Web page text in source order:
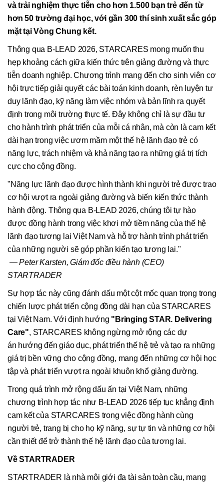
và trải nghiệm thực tiễn cho hơn 1.500 bạn trẻ đến từ
hơn 50 trường đại học, với gần 300 thí sinh xuất sắc góp
mặt tại Vòng Chung kết.
Thông qua B-LEAD 2026, STARCARES mong muốn thu
hẹp khoảng cách giữa kiến thức trên giảng đường và thực
tiễn doanh nghiệp. Chương trình mang đến cho sinh viên cơ
hội trực tiếp giải quyết các bài toán kinh doanh, rèn luyện tư
duy lãnh đạo, kỹ năng làm việc nhóm và bản lĩnh ra quyết
định trong môi trường thực tế. Đây không chỉ là sự đầu tư
cho hành trình phát triển của mỗi cá nhân, mà còn là cam kết
dài hạn trong việc ươm mầm một thế hệ lãnh đạo trẻ có
năng lực, trách nhiệm và khả năng tạo ra những giá trị tích
cực cho cộng đồng.
"Năng lực lãnh đạo được hình thành khi người trẻ được trao
cơ hội vượt ra ngoài giảng đường và biến kiến thức thành
hành động. Thông qua B-LEAD 2026, chúng tôi tự hào
được đồng hành trong việc khơi mở tiềm năng của thế hệ
lãnh đạo tương lai Việt Nam và hỗ trợ hành trình phát triển
của những người sẽ góp phần kiến tạo tương lai."
— Peter Karsten, Giámđốc điều hành (CEO)
STARTRADER
Sự hợp tác này cũng đánh dấu một cột mốc quan trọng trong
chiến lược phát triển cộng đồng dài hạn của STARCARES
tại Việt Nam. Với định hướng "Bringing STAR. Delivering
Care", STARCARES không ngừng mở rộng các dự
án hướng đến giáo dục, phát triển thế hệ trẻ và tạo ra những
giá trị bền vững cho cộng đồng, mang đến những cơ hội học
tập và phát triển vượt ra ngoài khuôn khổ giảng đường.
Trong quá trình mở rộng dấu ấn tại Việt Nam, những
chương trình hợp tác như B-LEAD 2026 tiếp tục khẳng định
cam kết của STARCARES trong việc đồng hành cùng
người trẻ, trang bị cho họ kỹ năng, sự tự tin và những cơ hội
cần thiết để trở thành thế hệ lãnh đạo của tương lai.
Về STARTRADER
STARTRADER là nhà môi giới đa tài sản toàn cầu, mang